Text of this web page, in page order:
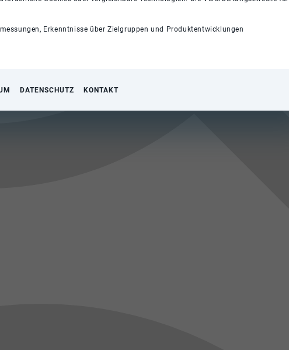
Erkenntnisse über Zielgruppen und Produktentwicklungen
DATENSCHUTZ KONTAKT